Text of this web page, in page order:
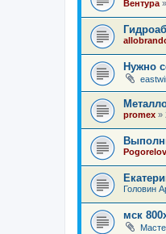
Вентура »
Нужно
promex »
Головин
мск